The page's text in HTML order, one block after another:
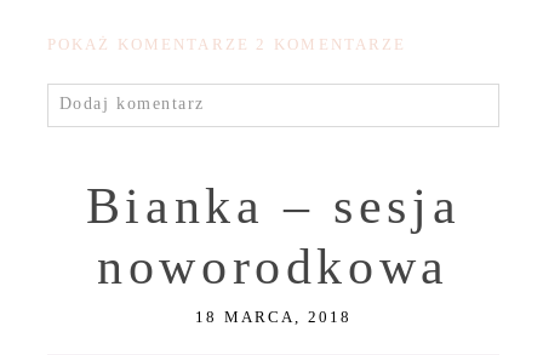
POKAŻ KOMENTARZE 2 KOMENTARZE
Dodaj komentarz
Bianka – sesja
noworodkowa
18 MARCA, 2018